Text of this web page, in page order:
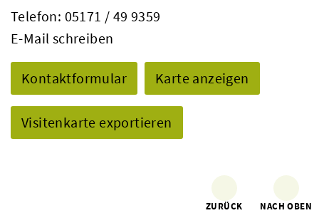
Telefon: 05171 / 49 9359
E-Mail schreiben
Kontaktformular Karte anzeigen
Visitenkarte exportieren
ZURÜCK NACH OBEN